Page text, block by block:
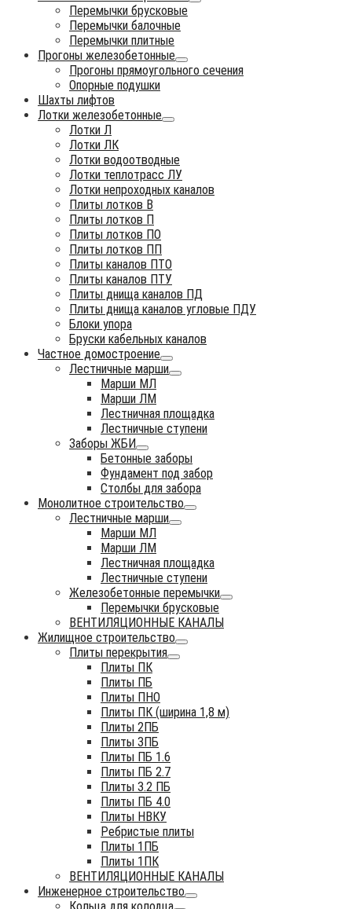
Перемычки брусковые
Перемычки балочные
Перемычки плитные
Прогоны железобетонные
Прогоны прямоугольного сечения
Опорные подушки
Шахты лифтов
Лотки железобетонные
Лотки Л
Лотки ЛК
Лотки водоотводные
Лотки теплотрасс ЛУ
Лотки непроходных каналов
Плиты лотков В
Плиты лотков П
Плиты лотков ПО
Плиты лотков ПП
Плиты каналов ПТО
Плиты каналов ПТУ
Плиты днища каналов ПД
Плиты днища каналов угловые ПДУ
Блоки упора
Бруски кабельных каналов
Частное домостроение
Лестничные марши
Марши МЛ
Марши ЛМ
Лестничная площадка
Лестничные ступени
Заборы ЖБИ
Бетонные заборы
Фундамент под забор
Столбы для забора
Монолитное строительство
Лестничные марши
Марши МЛ
Марши ЛМ
Лестничная площадка
Лестничные ступени
Железобетонные перемычки
Перемычки брусковые
ВЕНТИЛЯЦИОННЫЕ КАНАЛЫ
Жилищное строительство
Плиты перекрытия
Плиты ПК
Плиты ПБ
Плиты ПНО
Плиты ПК (ширина 1,8 м)
Плиты 2ПБ
Плиты 3ПБ
Плиты ПБ 1.6
Плиты ПБ 2.7
Плиты 3.2 ПБ
Плиты ПБ 4.0
Плиты НВКУ
Ребристые плиты
Плиты 1ПБ
Плиты 1ПК
ВЕНТИЛЯЦИОННЫЕ КАНАЛЫ
Инженерное строительство